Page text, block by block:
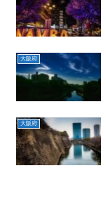
大阪府
大阪府